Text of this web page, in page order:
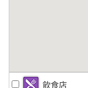
飲食店